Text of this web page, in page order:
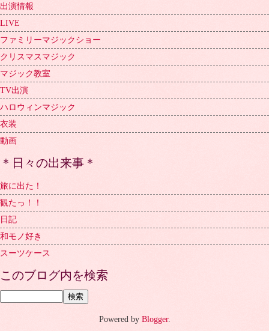
出演情報
LIVE
ファミリーマジックショー
クリスマスマジック
マジック教室
TV出演
ハロウィンマジック
衣装
動画
＊日々の出来事＊
旅に出た！
観たっ！！
日記
和モノ好き
スーツケース
このブログ内を検索
Powered by Blogger.